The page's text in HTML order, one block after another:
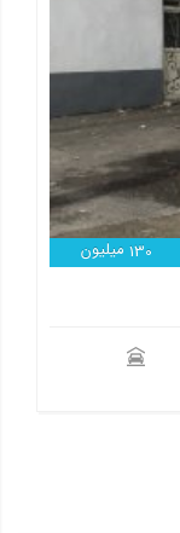
130 میلیون